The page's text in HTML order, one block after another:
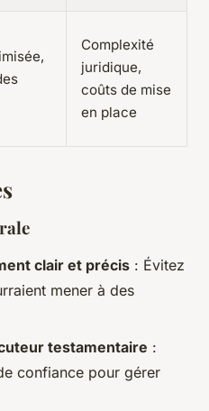
Complexité
juridique,
coûts de mise
en place
clair et précis : Évitez
mener à des
testamentaire :
confiance pour gérer